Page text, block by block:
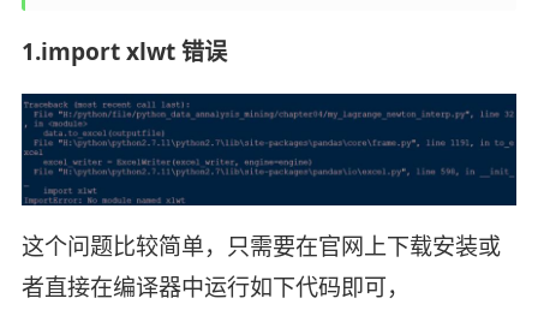
1.import xlwt 错误
这个问题比较简单，只需要在官网上下载安装或
者直接在编译器中运行如下代码即可，